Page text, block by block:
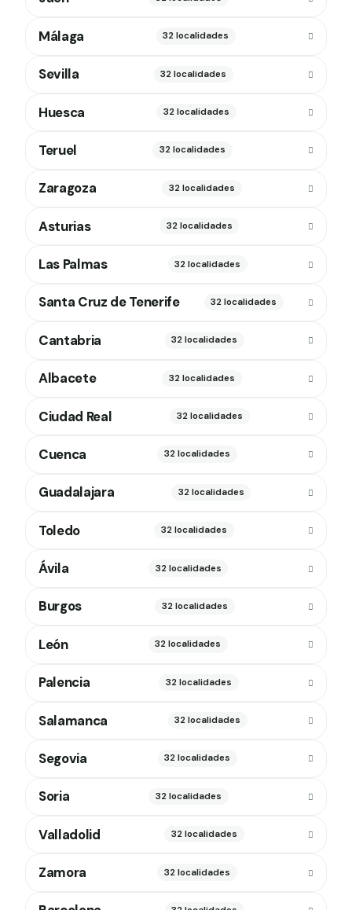
Málaga 32 localidades
Sevilla 32 localidades
Huesca 32 localidades
Teruel 32 localidades
Zaragoza 32 localidades
Asturias 32 localidades
Las Palmas 32 localidades
Santa Cruz de Tenerife 32 localidades
Cantabria 32 localidades
Albacete 32 localidades
Ciudad Real 32 localidades
Cuenca 32 localidades
Guadalajara 32 localidades
Toledo 32 localidades
Ávila 32 localidades
Burgos 32 localidades
León 32 localidades
Palencia 32 localidades
Salamanca 32 localidades
Segovia 32 localidades
Soria 32 localidades
Valladolid 32 localidades
Zamora 32 localidades